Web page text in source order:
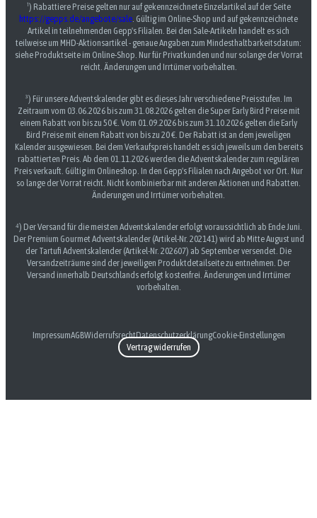
¹) Rabattiere Preise gelten nur auf gekennzeichnete Einzelartikel auf der Seite
https://gepps.de/angebote/sale . Gültig im Online-Shop und auf gekennzeichnete
Artikel in teilnehmenden Gepp's Filialen. Bei den Sale-Artikeln handelt es sich
teilweise um MHD-Aktionsartikel - genaue Angaben zum Mindesthaltbarkeitsdatum:
siehe Produktseite im Online-Shop. Nur für Privatkunden und nur solange der Vorrat
reicht. Änderungen und Irrtümer vorbehalten.
³) Für unsere Adventskalender gibt es dieses Jahr verschiedene Preisstufen. Im
Zeitraum vom 03.06.2026 bis zum 31.08.2026 gelten die Super Early Bird Preise mit
einem Rabatt von bis zu 50 €. Vom 01.09.2026 bis zum 31.10.2026 gelten die Early
Bird Preise mit einem Rabatt von bis zu 20 €. Der Rabatt ist an dem jeweiligen
Kalender ausgewiesen. Bei dem Verkaufspreis handelt es sich jeweils um den bereits
rabattierten Preis. Ab dem 01.11.2026 werden die Adventskalender zum regulären
Preis verkauft. Gültig im Onlineshop. In den Gepp's Filialen nach Angebot vor Ort. Nur
so lange der Vorrat reicht. Nicht kombinierbar mit anderen Aktionen und Rabatten.
Änderungen und Irrtümer vorbehalten.
⁴) Der Versand für die meisten Adventskalender erfolgt voraussichtlich ab Ende Juni.
Der Premium Gourmet Adventskalender (Artikel-Nr. 202141) wird ab Mitte August und
der Tartufi Adventskalender (Artikel-Nr. 202607) ab September versendet. Die
Versandzeiträume sind der jeweiligen Produktdetailseite zu entnehmen. Der
Versand innerhalb Deutschlands erfolgt kostenfrei. Änderungen und Irrtümer
vorbehalten.
ImpressumAGBWiderrufsrechtDatenschutzerklärungCookie-Einstellungen
Vertrag widerrufen